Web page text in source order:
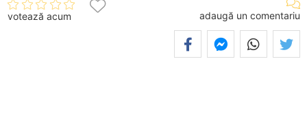
votează acum adaugă un comentariu